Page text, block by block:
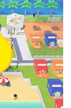
交換レート合わせ
ニヒで確定！ク
ボしてた」ﾊﾟｼｬｯ
病院を眺めていた
結果ｗｗｗｗ
地に”こんなも
の現在ｗｗｗｗ
『これ』の可能性
外出るのにボデ
になってしまいま
す」